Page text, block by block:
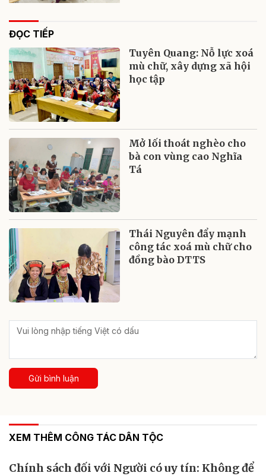
ĐỌC TIẾP
Tuyên Quang: Nỗ lực xoá
mù chữ, xây dựng xã hội
học tập
Mở lối thoát nghèo cho
bà con vùng cao Nghĩa
Tá
Thái Nguyên đẩy mạnh
công tác xoá mù chữ cho
đồng bào DTTS
Gửi bình luận
XEM THÊM CÔNG TÁC DÂN TỘC
Chính sách đối với Người có uy tín: Không để